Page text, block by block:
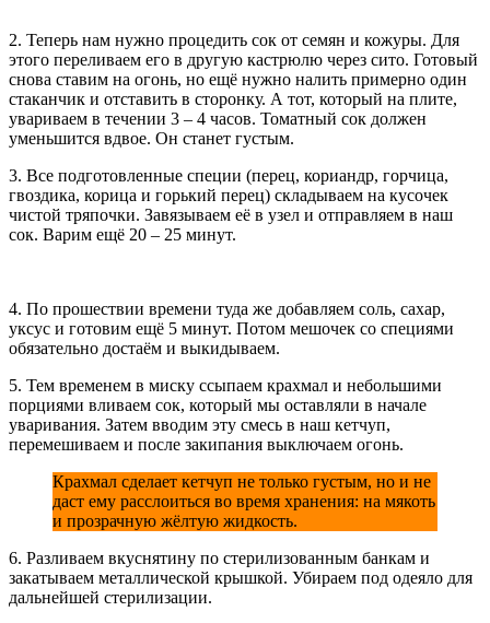
2. Теперь нам нужно процедить сок от семян и кожуры. Для
этого переливаем его в другую кастрюлю через сито. Готовый
снова ставим на огонь, но ещё нужно налить примерно один
стаканчик и отставить в сторонку. А тот, который на плите,
увариваем в течении 3 – 4 часов. Томатный сок должен
уменьшится вдвое. Он станет густым.
3. Все подготовленные специи (перец, кориандр, горчица,
гвоздика, корица и горький перец) складываем на кусочек
чистой тряпочки. Завязываем её в узел и отправляем в наш
сок. Варим ещё 20 – 25 минут.
4. По прошествии времени туда же добавляем соль, сахар,
уксус и готовим ещё 5 минут. Потом мешочек со специями
обязательно достаём и выкидываем.
5. Тем временем в миску ссыпаем крахмал и небольшими
порциями вливаем сок, который мы оставляли в начале
уваривания. Затем вводим эту смесь в наш кетчуп,
перемешиваем и после закипания выключаем огонь.
Крахмал сделает кетчуп не только густым, но и не
даст ему расслоиться во время хранения: на мякоть
и прозрачную жёлтую жидкость.
6. Разливаем вкуснятину по стерилизованным банкам и
закатываем металлической крышкой. Убираем под одеяло для
дальнейшей стерилизации.